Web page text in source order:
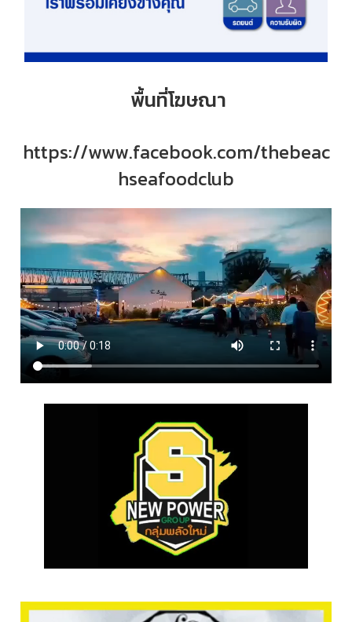
พื้นที่โฆษณา
https://www.facebook.com/thebeac
hseafoodclub